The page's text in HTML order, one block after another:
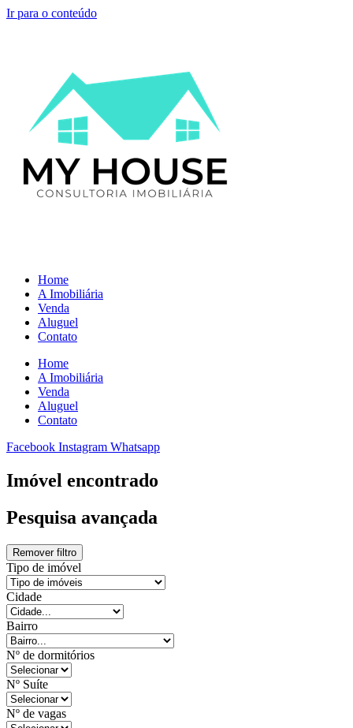
Ir para o conteúdo
Home
A Imobiliária
Venda
Aluguel
Contato
Home
A Imobiliária
Venda
Aluguel
Contato
Facebook Instagram Whatsapp
Imóvel encontrado
Pesquisa avançada
Remover filtro
Tipo de imóvel
Cidade
Bairro
Nº de dormitórios
Nº Suíte
Nº de vagas